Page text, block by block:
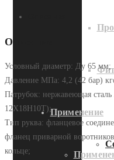
Применение
Описание
Условный диаметр: Ду 65 мм;
Давление МПа: 4,2 (42 бар)
Патрубок: нержавеющая
12Х18Н10Т);
Тип руква: фланцевое
фланец приварной
кольце;